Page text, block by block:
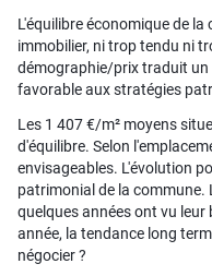
L'équilibre économique de
immobilier, ni trop tendu ni
démographie/prix traduit un
favorable aux stratégies
Les 1 407 €/m² moyens
d'équilibre. Selon
envisageables. L'évolution
patrimonial de la commune.
quelques années ont vu leur
année, la tendance long
négocier ?